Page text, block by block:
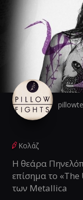
Κολάζ
Η θεάρα
επίσημα το «The
των Metallica